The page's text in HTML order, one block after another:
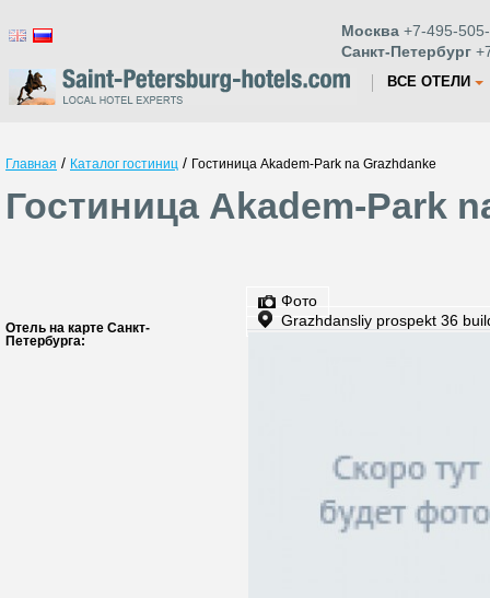
Москва +7-495-
Санкт-Петербург
ВСЕ ОТЕЛИ
Главная / Каталог гостиниц / Гостиница Akadem-Park na Grazhdanke
Гостиница Akadem-Park
Отель на карте Санкт-
Петербурга:
Фото
Grazhdansliy prospekt 36